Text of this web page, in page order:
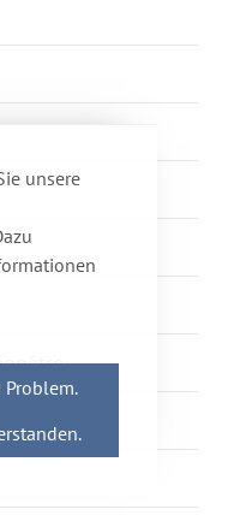
unsere
Problem.